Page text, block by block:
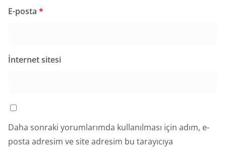
E-posta *
İnternet sitesi
Daha sonraki yorumlarımda kullanılması için adım, e-
posta adresim ve site adresim bu tarayıcıya